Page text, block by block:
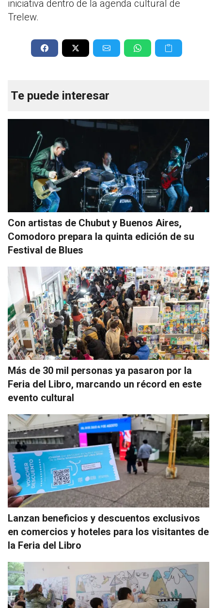
iniciativa dentro de la agenda cultural de
Trelew.
Te puede interesar
Con artistas de Chubut y Buenos Aires,
Comodoro prepara la quinta edición de su
Festival de Blues
Más de 30 mil personas ya pasaron por la
Feria del Libro, marcando un récord en este
evento cultural
Lanzan beneficios y descuentos exclusivos
en comercios y hoteles para los visitantes de
la Feria del Libro